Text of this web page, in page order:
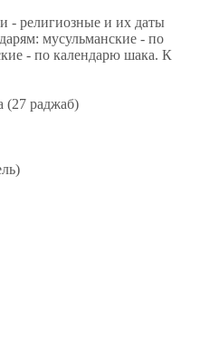
- религиозные и их даты
мусульманские - по
- по календарю шака. К
(27 раджаб)